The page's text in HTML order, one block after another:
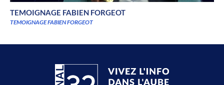
TEMOIGNAGE FABIEN FORGEOT
TEMOIGNAGE FABIEN FORGEOT